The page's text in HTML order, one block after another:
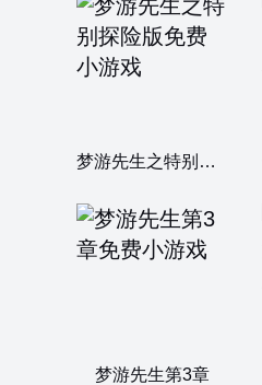
梦游先生之特别探险版
梦游先生第3章